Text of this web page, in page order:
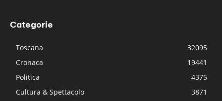
Categorie
Toscana
32095
Cronaca
19441
Politica
4375
Cultura & Spettacolo
3871